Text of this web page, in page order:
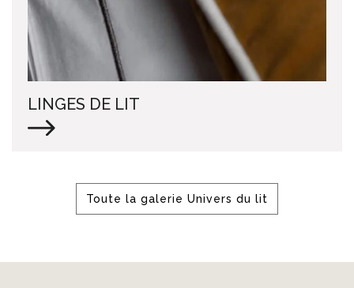
LINGES DE LIT
Toute la galerie Univers du lit